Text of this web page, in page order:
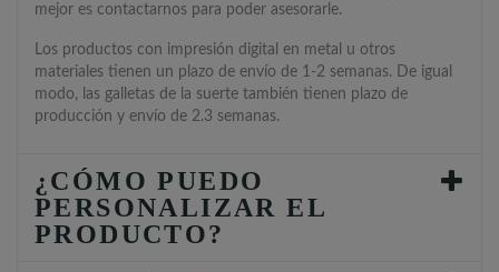
mejor es contactarnos para poder asesorarle.
Los productos con impresión digital en metal u otros
materiales tienen un plazo de envío de 1-2 semanas. De igual
modo, las galletas de la suerte también tienen plazo de
producción y envío de 2.3 semanas.
¿CÓMO PUEDO
PERSONALIZAR EL
PRODUCTO?